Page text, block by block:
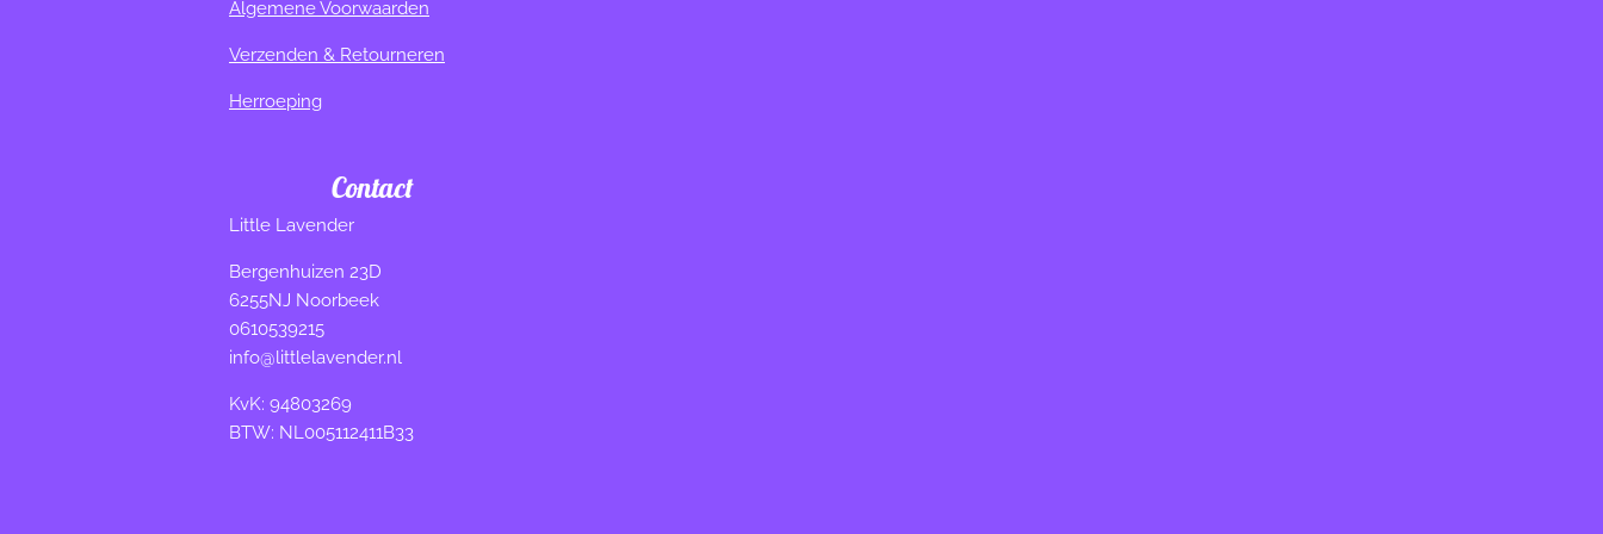
Algemene Voorwaarden
Verzenden & Retourneren
Herroeping
Contact
Little Lavender
Bergenhuizen 23D
6255NJ Noorbeek
0610539215
info@littlelavender.nl
KvK: 94803269
BTW: NL005112411B33